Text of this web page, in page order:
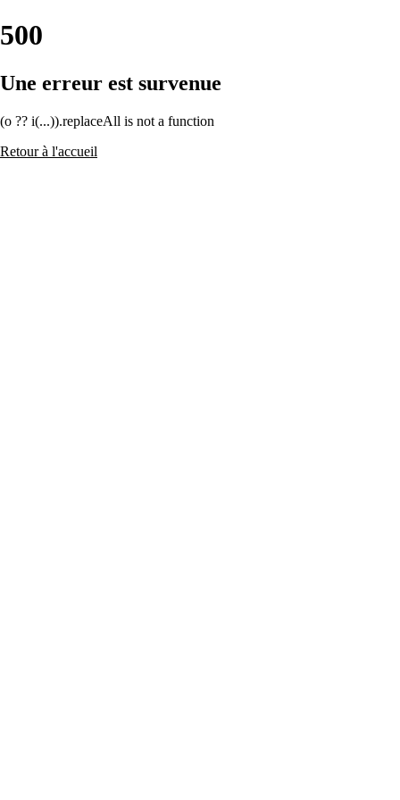
500
Une erreur est survenue
(o ?? i(...)).replaceAll is not a function
Retour à l'accueil